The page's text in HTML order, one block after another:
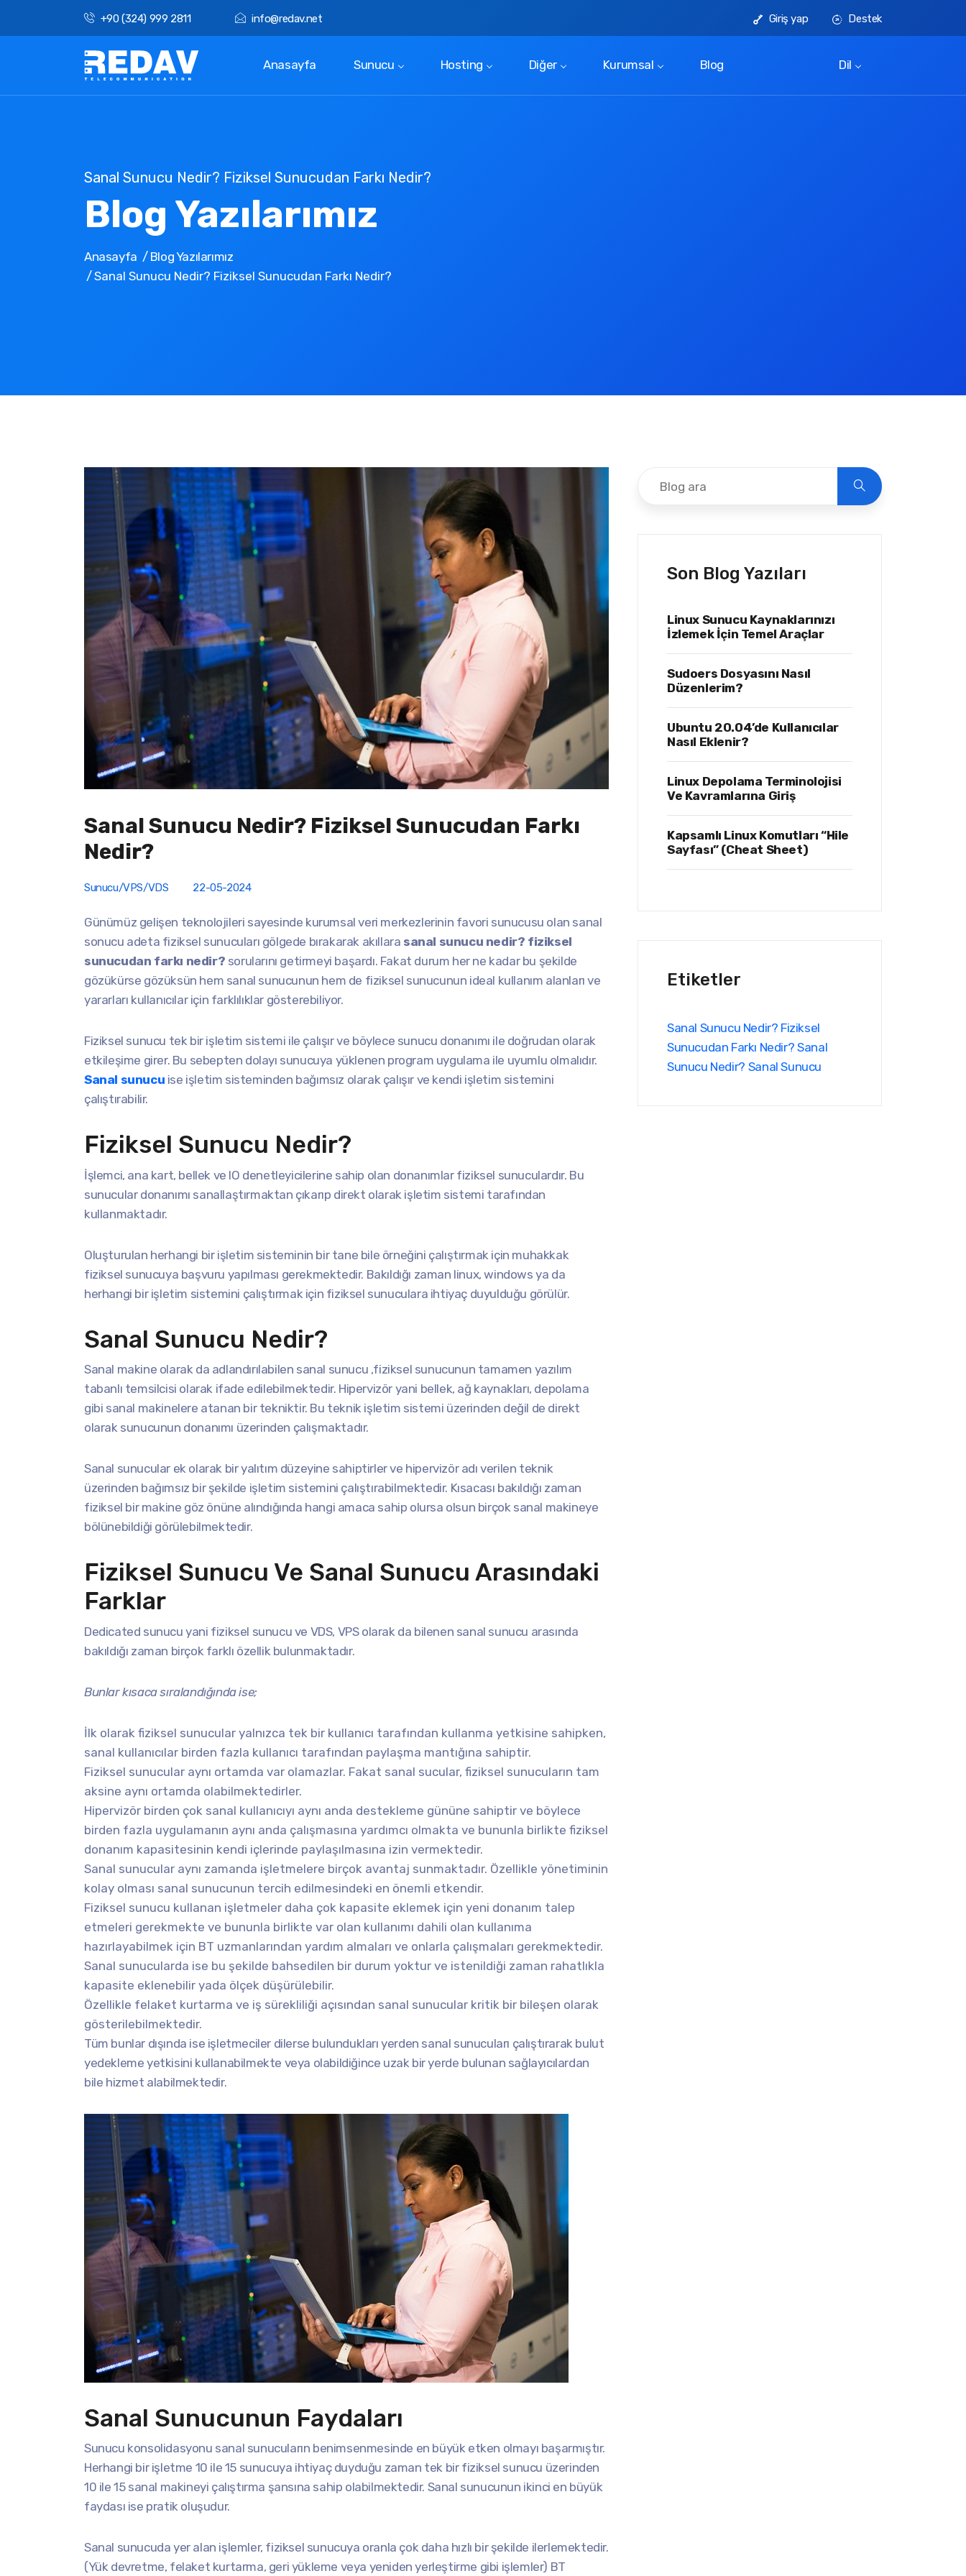
+90 (324) 999 2811 info@redav.net Giriş yap Destek
Anasayfa Sunucu Hosting Diğer Kurumsal Blog Dil
Sanal Sunucu Nedir? Fiziksel Sunucudan Farkı Nedir?
Blog Yazılarımız
Anasayfa
Blog Yazılarımız
Sanal Sunucu Nedir? Fiziksel Sunucudan Farkı Nedir?
Sanal Sunucu Nedir? Fiziksel Sunucudan Farkı
Nedir?
Sunucu/VPS/VDS 22-05-2024
Günümüz gelişen teknolojileri sayesinde kurumsal veri merkezlerinin favori sunucusu olan sanal
sonucu adeta fiziksel sunucuları gölgede bırakarak akıllara sanal sunucu nedir? fiziksel
sunucudan farkı nedir? sorularını getirmeyi başardı. Fakat durum her ne kadar bu şekilde
gözükürse gözüksün hem sanal sunucunun hem de fiziksel sunucunun ideal kullanım alanları ve
yararları kullanıcılar için farklılıklar gösterebiliyor.
Fiziksel sunucu tek bir işletim sistemi ile çalışır ve böylece sunucu donanımı ile doğrudan olarak
etkileşime girer. Bu sebepten dolayı sunucuya yüklenen program uygulama ile uyumlu olmalıdır.
Sanal sunucu ise işletim sisteminden bağımsız olarak çalışır ve kendi işletim sistemini
çalıştırabilir.
Fiziksel Sunucu Nedir?
İşlemci, ana kart, bellek ve IO denetleyicilerine sahip olan donanımlar fiziksel sunuculardır. Bu
sunucular donanımı sanallaştırmaktan çıkarıp direkt olarak işletim sistemi tarafından
kullanmaktadır.
Oluşturulan herhangi bir işletim sisteminin bir tane bile örneğini çalıştırmak için muhakkak
fiziksel sunucuya başvuru yapılması gerekmektedir. Bakıldığı zaman linux, windows ya da
herhangi bir işletim sistemini çalıştırmak için fiziksel sunuculara ihtiyaç duyulduğu görülür.
Sanal Sunucu Nedir?
Sanal makine olarak da adlandırılabilen sanal sunucu ,fiziksel sunucunun tamamen yazılım
tabanlı temsilcisi olarak ifade edilebilmektedir. Hipervizör yani bellek, ağ kaynakları, depolama
gibi sanal makinelere atanan bir tekniktir. Bu teknik işletim sistemi üzerinden değil de direkt
olarak sunucunun donanımı üzerinden çalışmaktadır.
Sanal sunucular ek olarak bir yalıtım düzeyine sahiptirler ve hipervizör adı verilen teknik
üzerinden bağımsız bir şekilde işletim sistemini çalıştırabilmektedir. Kısacası bakıldığı zaman
fiziksel bir makine göz önüne alındığında hangi amaca sahip olursa olsun birçok sanal makineye
bölünebildiği görülebilmektedir.
Fiziksel Sunucu Ve Sanal Sunucu Arasındaki
Farklar
Dedicated sunucu yani fiziksel sunucu ve VDS, VPS olarak da bilenen sanal sunucu arasında
bakıldığı zaman birçok farklı özellik bulunmaktadır.
Bunlar kısaca sıralandığında ise;
İlk olarak fiziksel sunucular yalnızca tek bir kullanıcı tarafından kullanma yetkisine sahipken,
sanal kullanıcılar birden fazla kullanıcı tarafından paylaşma mantığına sahiptir.
Fiziksel sunucular aynı ortamda var olamazlar. Fakat sanal sucular, fiziksel sunucuların tam
aksine aynı ortamda olabilmektedirler.
Hipervizör birden çok sanal kullanıcıyı aynı anda destekleme gününe sahiptir ve böylece
birden fazla uygulamanın aynı anda çalışmasına yardımcı olmakta ve bununla birlikte fiziksel
donanım kapasitesinin kendi içlerinde paylaşılmasına izin vermektedir.
Sanal sunucular aynı zamanda işletmelere birçok avantaj sunmaktadır. Özellikle yönetiminin
kolay olması sanal sunucunun tercih edilmesindeki en önemli etkendir.
Fiziksel sunucu kullanan işletmeler daha çok kapasite eklemek için yeni donanım talep
etmeleri gerekmekte ve bununla birlikte var olan kullanımı dahili olan kullanıma
hazırlayabilmek için BT uzmanlarından yardım almaları ve onlarla çalışmaları gerekmektedir.
Sanal sunucularda ise bu şekilde bahsedilen bir durum yoktur ve istenildiği zaman rahatlıkla
kapasite eklenebilir yada ölçek düşürülebilir.
Özellikle felaket kurtarma ve iş sürekliliği açısından sanal sunucular kritik bir bileşen olarak
gösterilebilmektedir.
Tüm bunlar dışında ise işletmeciler dilerse bulundukları yerden sanal sunucuları çalıştırarak bulut
yedekleme yetkisini kullanabilmekte veya olabildiğince uzak bir yerde bulunan sağlayıcılardan
bile hizmet alabilmektedir.
Sanal Sunucunun Faydaları
Sunucu konsolidasyonu sanal sunucuların benimsenmesinde en büyük etken olmayı başarmıştır.
Herhangi bir işletme 10 ile 15 sunucuya ihtiyaç duyduğu zaman tek bir fiziksel sunucu üzerinden
10 ile 15 sanal makineyi çalıştırma şansına sahip olabilmektedir. Sanal sunucunun ikinci en büyük
faydası ise pratik oluşudur.
Sanal sunucuda yer alan işlemler, fiziksel sunucuya oranla çok daha hızlı bir şekilde ilerlemektedir.
(Yük devretme, felaket kurtarma, geri yükleme veya yeniden yerleştirme gibi işlemler) BT
Son Blog Yazıları
Linux Sunucu Kaynaklarınızı
İzlemek İçin Temel Araçlar
Sudoers Dosyasını Nasıl
Düzenlerim?
Ubuntu 20.04’de Kullanıcılar
Nasıl Eklenir?
Linux Depolama Terminolojisi
Ve Kavramlarına Giriş
Kapsamlı Linux Komutları “Hile
Sayfası” (Cheat Sheet)
Etiketler
Sanal Sunucu Nedir? Fiziksel
Sunucudan Farkı Nedir? Sanal
Sunucu Nedir? Sanal Sunucu